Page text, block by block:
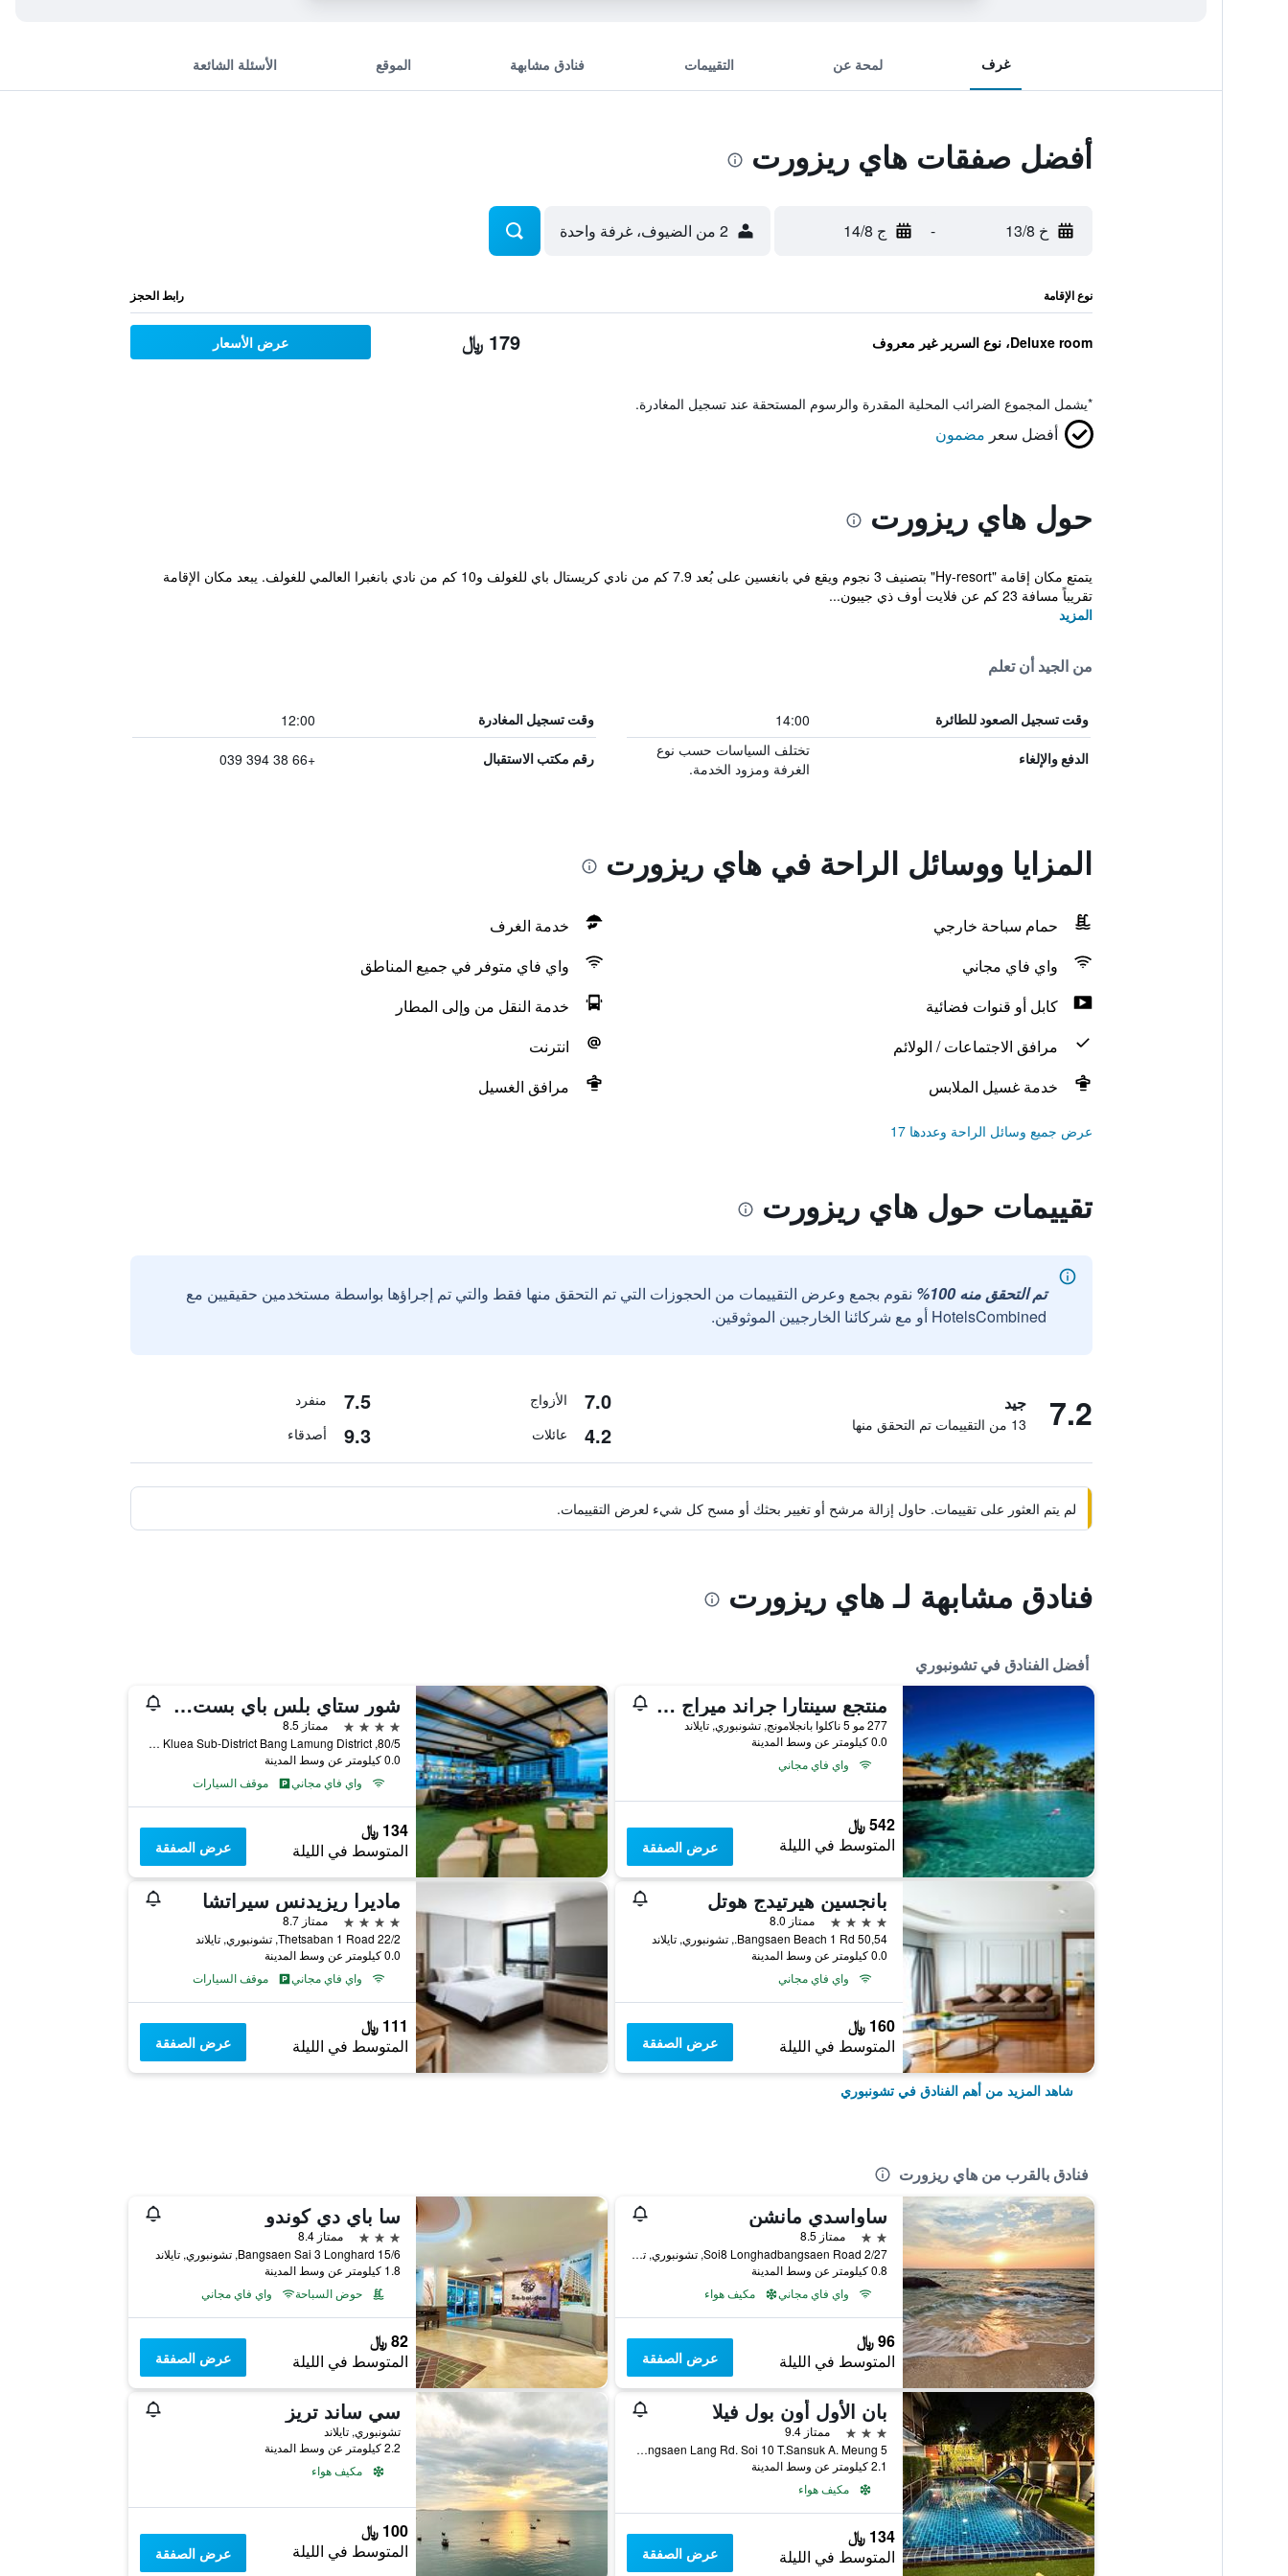
غرف لمحة عن التقييمات فنادق مشابهة الموقع الأسئلة الشائعة
أفضل صفقات هاي ريزورت
خ 13/8 - ج 14/8 2 من الضيوف، غرفة واحدة
نوع الإقامة رابط الحجز
Deluxe room، نوع السرير غير معروف 179 ﷼ عرض الأسعار
*يشمل المجموع الضرائب المحلية المقدرة والرسوم المستحقة عند تسجيل المغادرة.
أفضل سعر مضمون
حول هاي ريزورت
يتمتع مكان إقامة "Hy-resort" بتصنيف 3 نجوم ويقع في بانغسين على بُعد 7.9 كم من نادي كريستال باي للغولف و10 كم من نادي بانغبرا العالمي للغولف. يبعد مكان الإقامة
تقريباً مسافة 23 كم عن فلايت أوف ذي جيبون...
المزيد
من الجيد أن تعلم
وقت تسجيل الصعود للطائرة 14:00 وقت تسجيل المغادرة 12:00
الدفع والإلغاء
تختلف السياسات حسب نوع
الغرفة ومزود الخدمة.
رقم مكتب الاستقبال +66 38 394 039
المزايا ووسائل الراحة في هاي ريزورت
حمام سباحة خارجي
خدمة الغرف
واي فاي مجاني
واي فاي متوفر في جميع المناطق
كابل أو قنوات فضائية
خدمة النقل من وإلى المطار
مرافق الاجتماعات / الولائم
انترنت
خدمة غسيل الملابس
مرافق الغسيل
عرض جميع وسائل الراحة وعددها 17
تقييمات حول هاي ريزورت
تم التحقق منه 100%
نقوم بجمع وعرض التقييمات من الحجوزات التي تم التحقق منها فقط والتي تم إجراؤها بواسطة مستخدمين حقيقيين مع
HotelsCombined أو مع شركائنا الخارجيين الموثوقين.
7.2 جيد
13 من التقييمات تم التحقق منها
7.0 الأزواج 7.5 منفرد
4.2 عائلات 9.3 أصدقاء
لم يتم العثور على تقييمات. حاول إزالة مرشح أو تغيير بحثك أو مسح كل شيء لعرض التقييمات.
فنادق مشابهة لـ هاي ريزورت
أفضل الفنادق في تشونبوري
منتجع سينتارا جراند ميراج بيتش - باتايا
277 مو 5 ناكلوا بانجلامونج, تشونبوري, تايلاند
0.0 كيلومتر عن وسط المدينة
واي فاي مجاني
542 ﷼
المتوسط في الليلة عرض الصفقة
شور ستاي بلس باي بست ويسترن تي باتايا
4 نجوم
ممتاز 8.5
80/5, Moo. 6 Na Kluea Sub-District Bang Lamung District, تشونبوري, تايلاند
0.0 كيلومتر عن وسط المدينة
واي فاي مجاني
موقف السيارات
134 ﷼
المتوسط في الليلة عرض الصفقة
بانجسين هيرتيدج هوتل
4 نجوم
ممتاز 8.0
50,54 Bangsaen Beach 1 Rd., تشونبوري, تايلاند
0.0 كيلومتر عن وسط المدينة
واي فاي مجاني
160 ﷼
المتوسط في الليلة عرض الصفقة
ماديرا ريزيدنس سيراتشا
4 نجوم
ممتاز 8.7
22/2 Thetsaban 1 Road, تشونبوري, تايلاند
0.0 كيلومتر عن وسط المدينة
واي فاي مجاني
موقف السيارات
111 ﷼
المتوسط في الليلة عرض الصفقة
شاهد المزيد من أهم الفنادق في تشونبوري
فنادق بالقرب من هاي ريزورت
ساواسدي مانشن
2 نجمتين
ممتاز 8.5
2/27 Soi8 Longhadbangsaen Road, تشونبوري, تايلاند
0.8 كيلومتر عن وسط المدينة
واي فاي مجاني
مكيف هواء
96 ﷼
المتوسط في الليلة عرض الصفقة
سا باي دي كوندو
3 نجوم
ممتاز 8.4
15/6 Bangsaen Sai 3 Longhard, تشونبوري, تايلاند
1.8 كيلومتر عن وسط المدينة
حوض السباحة
واي فاي مجاني
82 ﷼
المتوسط في الليلة عرض الصفقة
بان الأول أون بول فيلا
3 نجوم
ممتاز 9.4
5 Bangsaen Lang Rd. Soi 10 T.Sansuk A. Meung, تشونبوري, تايلاند
2.1 كيلومتر عن وسط المدينة
مكيف هواء
134 ﷼
المتوسط في الليلة عرض الصفقة
سي ساند تريز
تشونبوري, تايلاند
2.2 كيلومتر عن وسط المدينة
مكيف هواء
100 ﷼
المتوسط في الليلة عرض الصفقة